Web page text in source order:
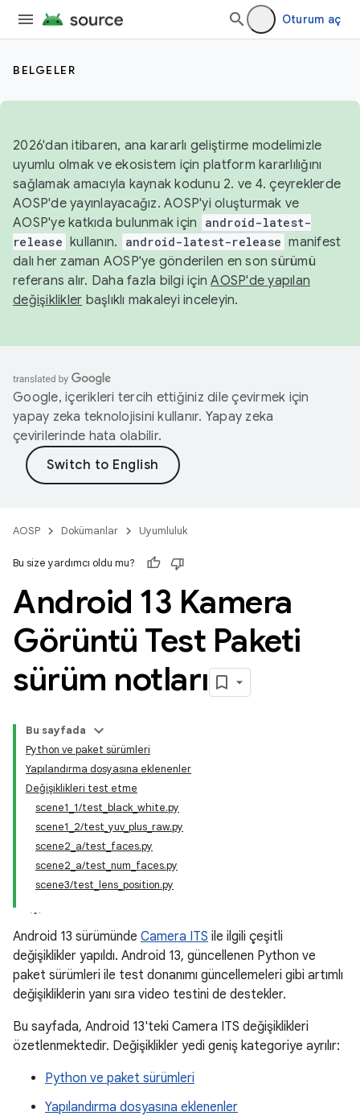
Oturum aç
BELGELER
2026'dan itibaren, ana kararlı geliştirme modelimizle
uyumlu olmak ve ekosistem için platform kararlılığını
sağlamak amacıyla kaynak kodunu 2. ve 4. çeyreklerde
AOSP'de yayınlayacağız. AOSP'yi oluşturmak ve
AOSP'ye katkıda bulunmak için
android-latest-
release kullanın. android-latest-release manifest
dalı her zaman AOSP'ye gönderilen en son sürümü
referans alır. Daha fazla bilgi içinAOSP'de yapılan
değişiklikler başlıklı makaleyi inceleyin.
Google, içerikleri tercih ettiğiniz dile çevirmek için
yapay zeka teknolojisini kullanır. Yapay zeka
çevirilerinde hata olabilir.
AOSP Dokümanlar Uyumluluk
Bu size yardımcı oldu mu?
Android 13 Kamera
Görüntü Test Paketi
sürüm notları
Bu sayfada
Python ve paket sürümleri
Yapılandırma dosyasına eklenenler
Değişiklikleri test etme
scene1_1/test_black_white.py
scene1_2/test_yuv_plus_raw.py
scene2_a/test_faces.py
scene2_a/test_num_faces.py
scene3/test_lens_position.py
Android 13 sürümünde Camera ITS ile ilgili çeşitli
değişiklikler yapıldı. Android 13, güncellenen Python ve
paket sürümleri ile test donanımı güncellemeleri gibi artımlı
değişikliklerin yanı sıra video testini de destekler.
Bu sayfada, Android 13'teki Camera ITS değişiklikleri
özetlenmektedir. Değişiklikler yedi geniş kategoriye ayrılır:
Python ve paket sürümleri
Yapılandırma dosyasına eklenenler